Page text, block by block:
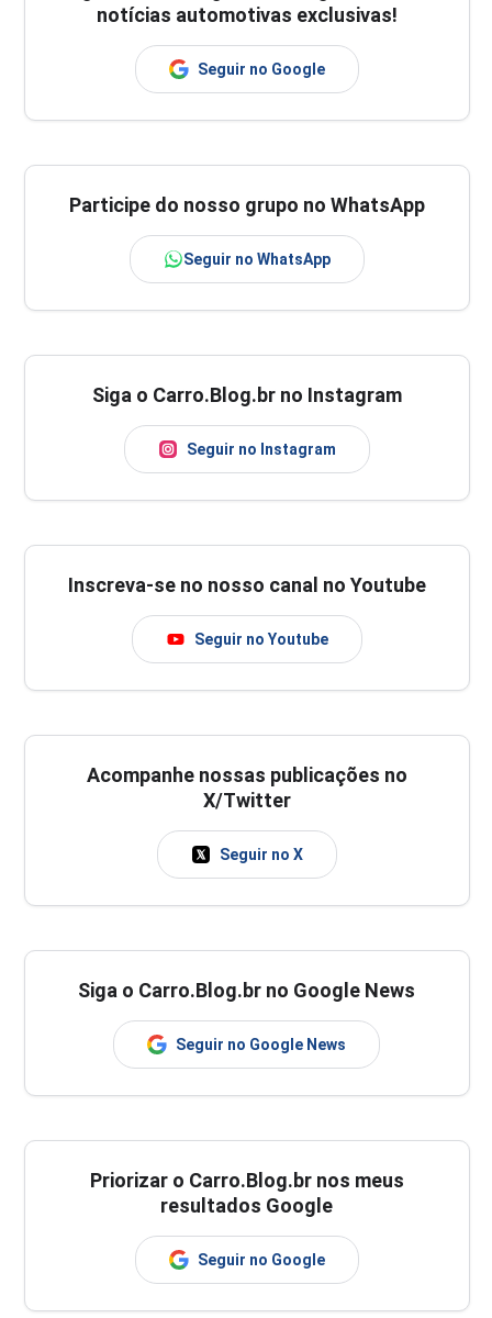
notícias automotivas exclusivas!
Seguir no Google
Participe do nosso grupo no WhatsApp
Seguir no WhatsApp
Siga o Carro.Blog.br no Instagram
Seguir no Instagram
Inscreva-se no nosso canal no Youtube
Seguir no Youtube
Acompanhe nossas publicações no
X/Twitter
Seguir no X
Siga o Carro.Blog.br no Google News
Seguir no Google News
Priorizar o Carro.Blog.br nos meus
resultados Google
Seguir no Google